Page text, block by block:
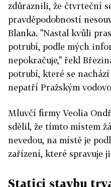
zdůraznili, že čtvrteční
pravděpodobností
Blanka. "Nastal kvůli
potrubí, podle mých
nepokračuje," řekl
potrubí, které se
nepatří Pražským
Mluvčí firmy Veolia
sdělil, že tímto místem
nevedou, na místě je
zařízení, které spravuje
Statici stavbu